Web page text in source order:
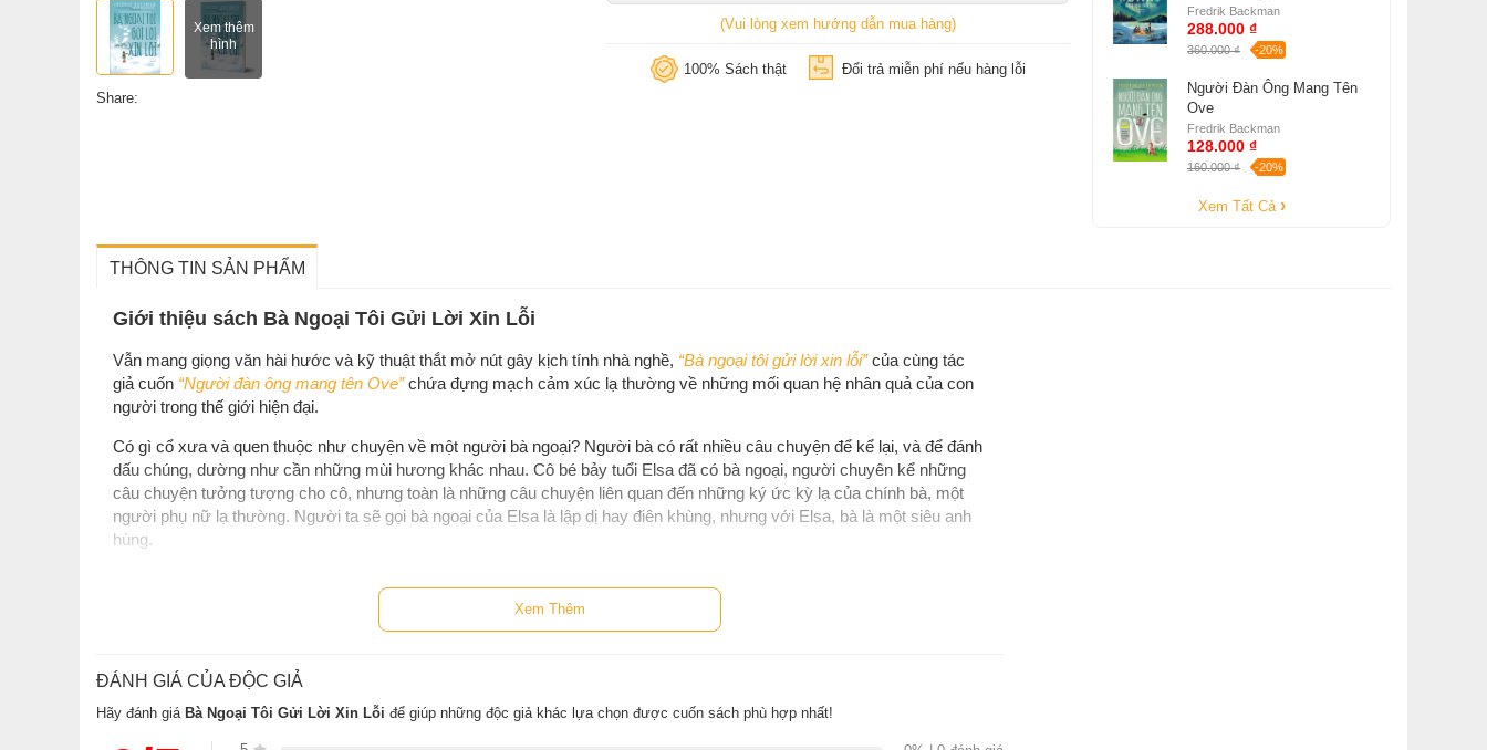
Xem thêm
hình
Share:
(Vui lòng xem hướng dẫn mua hàng)
100% Sách thật Đổi trả miễn phí nếu hàng lỗi
Fredrik Backman
288.000 ₫
360.000 ₫ -20%
Người Đàn Ông Mang Tên
Ove
Fredrik Backman
128.000 ₫
160.000 ₫ -20%
Xem Tất Cả
THÔNG TIN SẢN PHẨM
Giới thiệu sách Bà Ngoại Tôi Gửi Lời Xin Lỗi
Vẫn mang giọng văn hài hước và kỹ thuật thắt mở nút gây kịch tính nhà nghề, “Bà ngoại tôi gửi lời xin lỗi”của cùng tác
giả cuốn “Người đàn ông mang tên Ove”chứa đựng mạch cảm xúc lạ thường về những mối quan hệ nhân quả của con
người trong thế giới hiện đại.
Có gì cổ xưa và quen thuộc như chuyện về một người bà ngoại? Người bà có rất nhiều câu chuyện để kể lại, và để đánh
dấu chúng, dường như cần những mùi hương khác nhau. Cô bé bảy tuổi Elsa đã có bà ngoại, người chuyên kể những
câu chuyện tưởng tượng cho cô, nhưng toàn là những câu chuyện liên quan đến những ký ức kỳ lạ của chính bà, một
người phụ nữ lạ thường. Người ta sẽ gọi bà ngoại của Elsa là lập dị hay điên khùng, nhưng với Elsa, bà là một siêu anh
hùng.
Xem Thêm
ĐÁNH GIÁ CỦA ĐỘC GIẢ
Hãy đánh giá Bà Ngoại Tôi Gửi Lời Xin Lỗi để giúp những độc giả khác lựa chọn được cuốn sách phù hợp nhất!